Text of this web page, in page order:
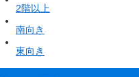
2階以上
南向き
東向き